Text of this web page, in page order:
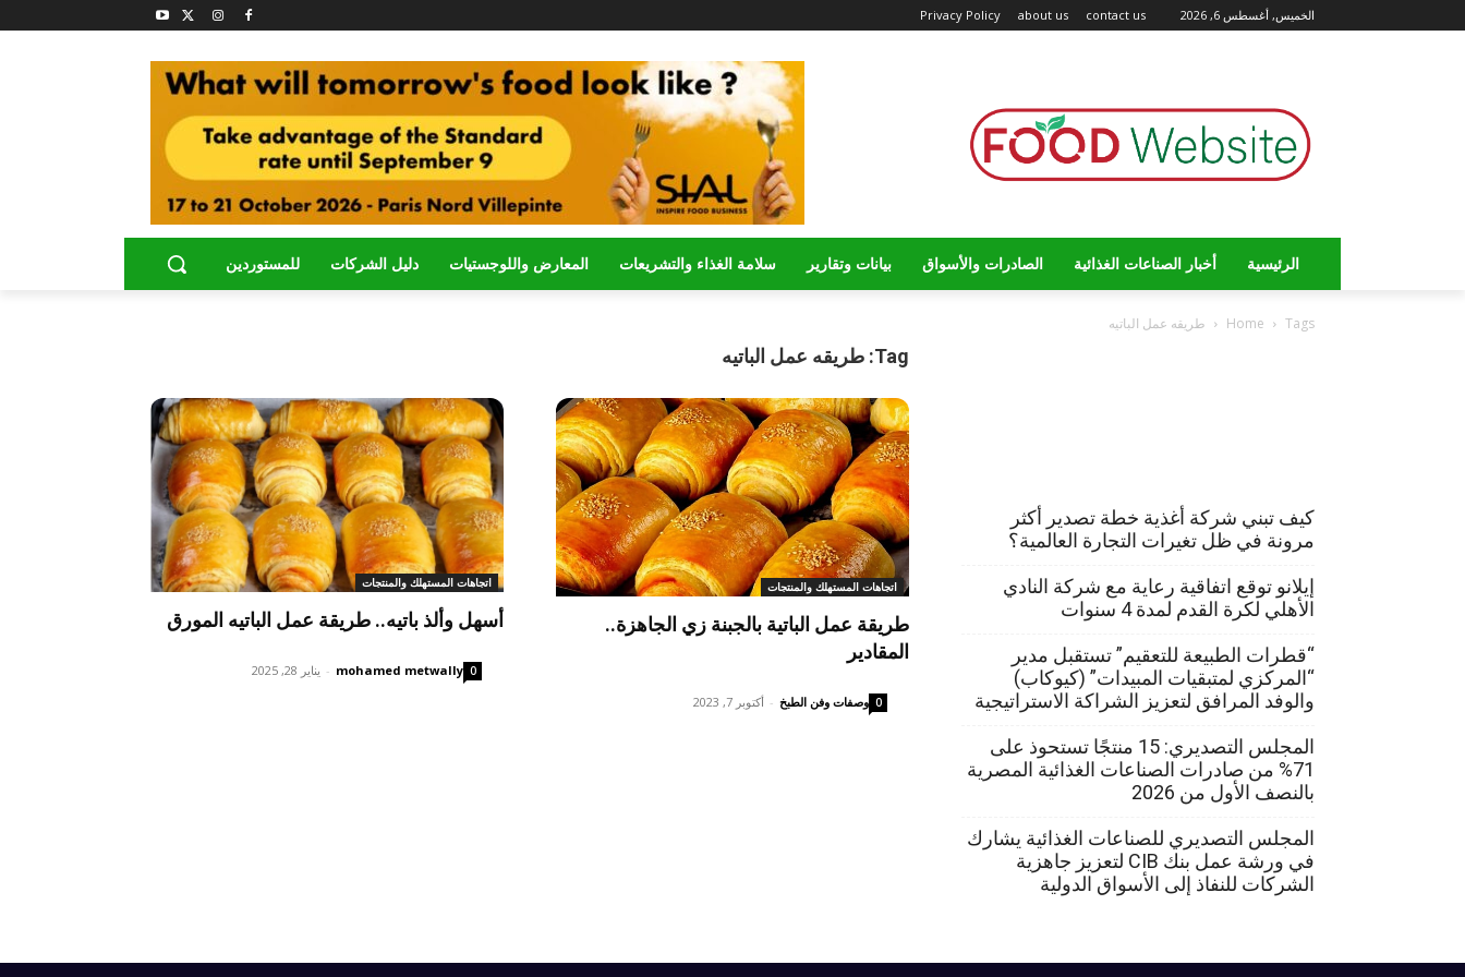
الخميس, أغسطس 6, 2026 Privacy Policy about us contact us
الرئيسية أخبار الصناعات الغذائية الصادرات والأسواق بيانات وتقارير سلامة الغذاء والتشريعات المعارض واللوجستيات دليل الشركات للمستوردين
Home Tags طريقه عمل الباتيه
Tag: طريقه عمل الباتيه
اتجاهات المستهلك والمنتجات
أسهل وألذ باتيه.. طريقة عمل الباتيه المورق
mohamed metwally
- يناير 28, 2025 0
اتجاهات المستهلك والمنتجات
طريقة عمل الباتية بالجبنة زي الجاهزة..
المقادير
وصفات وفن الطبخ - أكتوبر 7, 2023 0
كيف تبني شركة أغذية خطة تصدير أكثر
مرونة في ظل تغيرات التجارة العالمية؟
إيلانو توقع اتفاقية رعاية مع شركة النادي
الأهلي لكرة القدم لمدة 4 سنوات
“قطرات الطبيعة للتعقيم” تستقبل مدير
“المركزي لمتبقيات المبيدات” (كيوكاب)
والوفد المرافق لتعزيز الشراكة الاستراتيجية
المجلس التصديري: 15 منتجًا تستحوذ على
71% من صادرات الصناعات الغذائية المصرية
بالنصف الأول من 2026
المجلس التصديري للصناعات الغذائية يشارك
في ورشة عمل بنك CIB لتعزيز جاهزية
الشركات للنفاذ إلى الأسواق الدولية